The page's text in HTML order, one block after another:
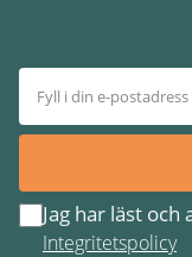
Jag har läst
Integritetspolicy